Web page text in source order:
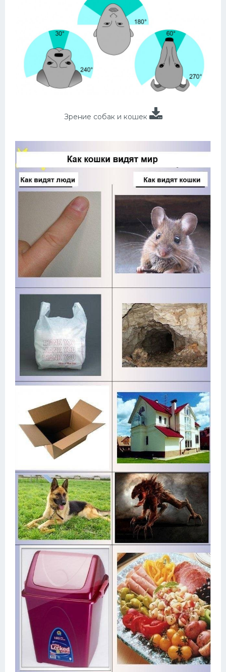
Зрение собак и кошек